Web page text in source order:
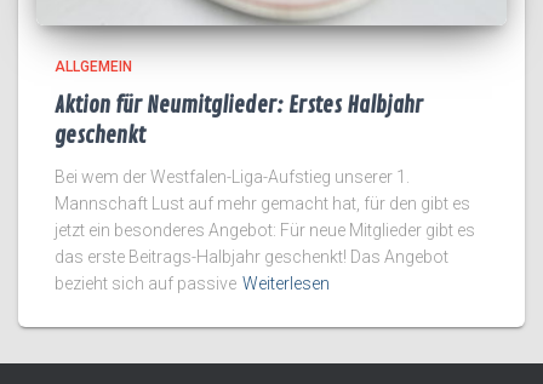
ALLGEMEIN
Aktion für Neumitglieder: Erstes Halbjahr
geschenkt
Bei wem der Westfalen-Liga-Aufstieg unserer 1.
Mannschaft Lust auf mehr gemacht hat, für den gibt es
jetzt ein besonderes Angebot: Für neue Mitglieder gibt es
das erste Beitrags-Halbjahr geschenkt! Das Angebot
bezieht sich auf passive Weiterlesen